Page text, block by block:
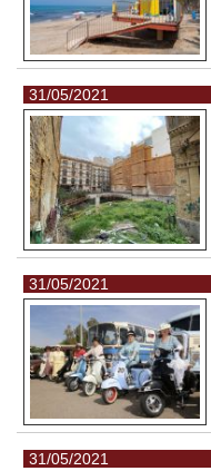
31/05/2021
31/05/2021
31/05/2021